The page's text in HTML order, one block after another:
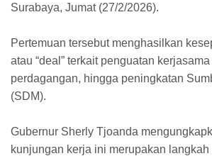
Surabaya, Jumat (27/2/2026).
​Pertemuan tersebut menghasilkan
atau “deal” terkait penguatan
perdagangan, hingga peningkatan
(SDM).
​Gubernur Sherly Tjoanda
kunjungan kerja ini merupakan langkah